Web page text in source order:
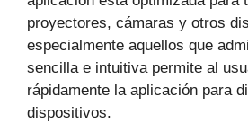
proyectores, cámaras y otros
especialmente aquellos que
sencilla e intuitiva permite al
rápidamente la aplicación para
dispositivos.